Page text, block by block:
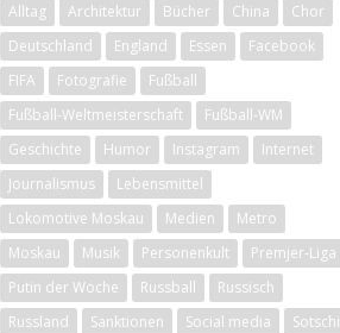
Alltag Architektur Bücher China
Chor
Deutschland
England Essen
Facebook
FIFA
Fotografie
Fußball
Fußball-Weltmeisterschaft
Fußball-WM
Geschichte
Humor Instagram
Internet
Journalismus
Lebensmittel
Lokomotive Moskau
Medien
Metro
Moskau
Musik Personenkult
Premjer-Liga
Putin der Woche
Russball
Russisch
Russland
Sanktionen Social media
Sotschi